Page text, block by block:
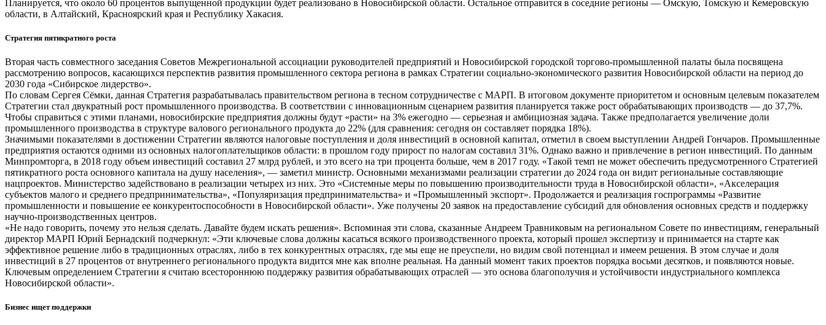
Планируется, что около 60 процентов выпущенной продукции будет реализовано в Новосибирской области. Остальное отправится в соседние регионы — Омскую, Томскую и Кемеровскую
области, в Алтайский, Красноярский края и Республику Хакасия.
Стратегия пятикратного роста
Вторая часть совместного заседания Советов Межрегиональной ассоциации руководителей предприятий и Новосибирской городской торгово-промышленной палаты была посвящена
рассмотрению вопросов, касающихся перспектив развития промышленного сектора региона в рамках Стратегии социально-экономического развития Новосибирской области на период до
2030 года «Сибирское лидерство».
По словам Сергея Сёмки, данная Стратегия разрабатывалась правительством региона в тесном сотрудничестве с МАРП. В итоговом документе приоритетом и основным целевым показателем
Стратегии стал двукратный рост промышленного производства. В соответствии с инновационным сценарием развития планируется также рост обрабатывающих производств — до 37,7%.
Чтобы справиться с этими планами, новосибирские предприятия должны будут «расти» на 3% ежегодно — серьезная и амбициозная задача. Также предполагается увеличение доли
промышленного производства в структуре валового регионального продукта до 22% (для сравнения: сегодня он составляет порядка 18%).
Значимыми показателями в достижении Стратегии являются налоговые поступления и доля инвестиций в основной капитал, отметил в своем выступлении Андрей Гончаров. Промышленные
предприятия остаются одними из основных налогоплательщиков области: в прошлом году прирост по налогам составил 31%. Однако важно и привлечение в регион инвестиций. По данным
Минпромторга, в 2018 году объем инвестиций составил 27 млрд рублей, и это всего на три процента больше, чем в 2017 году. «Такой темп не может обеспечить предусмотренного Стратегией
пятикратного роста основного капитала на душу населения», — заметил министр. Основными механизмами реализации стратегии до 2024 года он видит региональные составляющие
нацпроектов. Министерство задействовано в реализации четырех из них. Это «Системные меры по повышению производительности труда в Новосибирской области», «Акселерация
субъектов малого и среднего предпринимательства», «Популяризация предпринимательства» и «Промышленный экспорт». Продолжается и реализация госпрограммы «Развитие
промышленности и повышение ее конкурентоспособности в Новосибирской области». Уже получены 20 заявок на предоставление субсидий для обновления основных средств и поддержку
научно-производственных центров.
«Не надо говорить, почему это нельзя сделать. Давайте будем искать решения». Вспоминая эти слова, сказанные Андреем Травниковым на региональном Совете по инвестициям, генеральный
директор МАРП Юрий Бернадский подчеркнул: «Эти ключевые слова должны касаться всякого производственного проекта, который прошел экспертизу и принимается на старте как
эффективное решение либо в традиционных отраслях, либо в тех конкурентных отраслях, где мы еще не преуспели, но видим свой потенциал и имеем решения. В этом случае и доля
инвестиций в 27 процентов от внутреннего регионального продукта видится мне как вполне реальная. На данный момент таких проектов порядка восьми десятков, и появляются новые.
Ключевым определением Стратегии я считаю всестороннюю поддержку развития обрабатывающих отраслей — это основа благополучия и устойчивости индустриального комплекса
Новосибирской области».
Бизнес ищет поддержки